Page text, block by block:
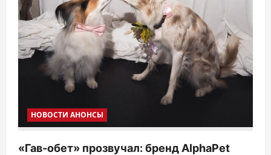
НОВОСТИ АНОНСЫ
«Гав-обет» прозвучал: бренд AlphaPet